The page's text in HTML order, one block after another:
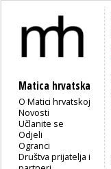
Matica hrvatska
O Matici hrvatskoj
Novosti
Učlanite se
Odjeli
Ogranci
Društva prijatelja i